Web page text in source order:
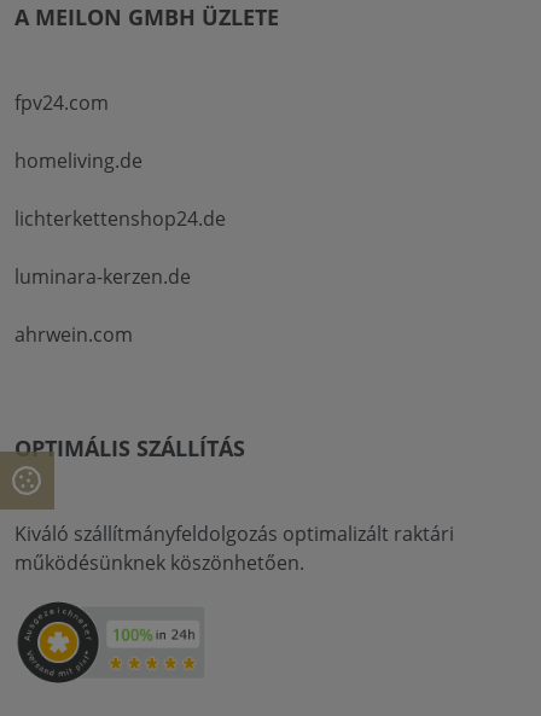
A MEILON GMBH ÜZLETE
fpv24.com
homeliving.de
lichterkettenshop24.de
luminara-kerzen.de
ahrwein.com
OPTIMÁLIS SZÁLLÍTÁS
Kiváló szállítmányfeldolgozás optimalizált raktári
működésünknek köszönhetően.